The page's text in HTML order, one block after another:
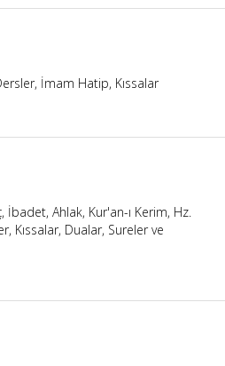
İmam Hatip, Kıssalar
İbadet, Ahlak, Kur'an-ı Kerim, Hz.
Kıssalar, Dualar, Sureler ve